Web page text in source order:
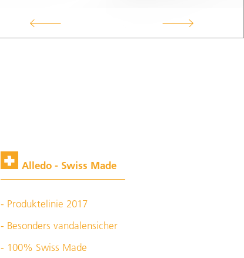
Alledo - Swiss Made
- Produktelinie 2017
- Besonders vandalensicher
- 100% Swiss Made